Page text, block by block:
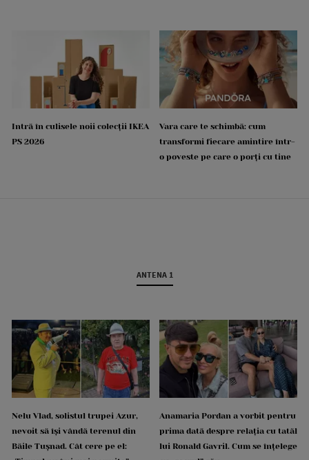
Intră în culisele noii colecții IKEA
PS 2026
Vara care te schimbă: cum
transformi fiecare amintire într-
o poveste pe care o porți cu tine
ANTENA 1
Nelu Vlad, solistul trupei Azur,
nevoit să își vândă terenul din
Băile Tușnad. Cât cere pe el:
Anamaria Pordan a vorbit pentru
prima dată despre relația cu tatăl
lui Ronald Gavril. Cum se înțelege